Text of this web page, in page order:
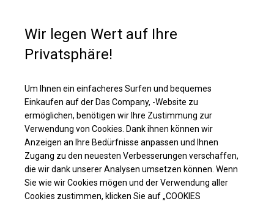
Ganzjähriges Catering-Zelt | 8x12 m
Wir legen Wert auf Ihre
Privatsphäre!
Um Ihnen ein einfacheres Surfen und bequemes
Einkaufen auf der Das Company, -Website zu
ermöglichen, benötigen wir Ihre Zustimmung zur
Verwendung von Cookies. Dank ihnen können wir
Anzeigen an Ihre Bedürfnisse anpassen und Ihnen
Zugang zu den neuesten Verbesserungen verschaffen,
die wir dank unserer Analysen umsetzen können. Wenn
Sie wie wir Cookies mögen und der Verwendung aller
Cookies zustimmen, klicken Sie auf „COOKIES